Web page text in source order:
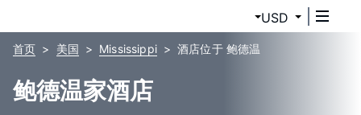
USD
首页 美国 Mississippi 酒店位于 鲍德温
鲍德温家酒店